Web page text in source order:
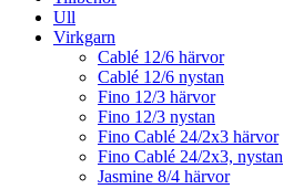
Ull
Virkgarn
Cablé 12/6 härvor
Cablé 12/6 nystan
Fino 12/3 härvor
Fino 12/3 nystan
Fino Cablé 24/2x3 härvor
Fino Cablé 24/2x3, nystan
Jasmine 8/4 härvor